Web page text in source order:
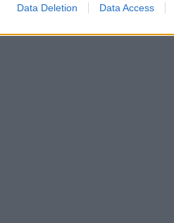
Data Deletion Data Access